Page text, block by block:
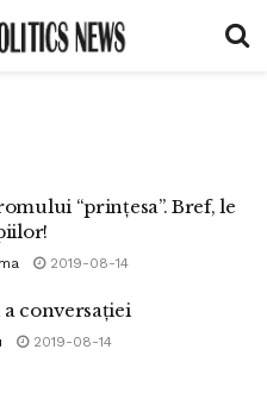
“prințesa”. Bref, le
2019-08-14
conversației
2019-08-14